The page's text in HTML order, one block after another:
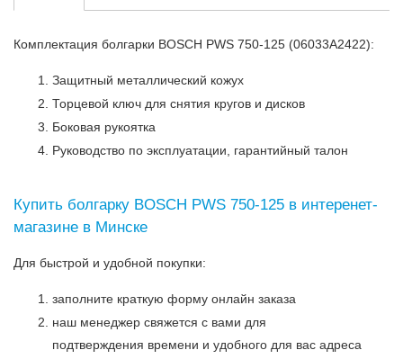
Комплектация болгарки BOSCH PWS 750-125 (06033A2422):
Защитный металлический кожух
Торцевой ключ для снятия кругов и дисков
Боковая рукоятка
Руководство по эксплуатации, гарантийный талон
Купить болгарку BOSCH PWS 750-125 в интеренет-
магазине в Минске
Для быстрой и удобной покупки:
заполните краткую форму онлайн заказа
наш менеджер свяжется с вами для
подтверждения времени и удобного для вас адреса